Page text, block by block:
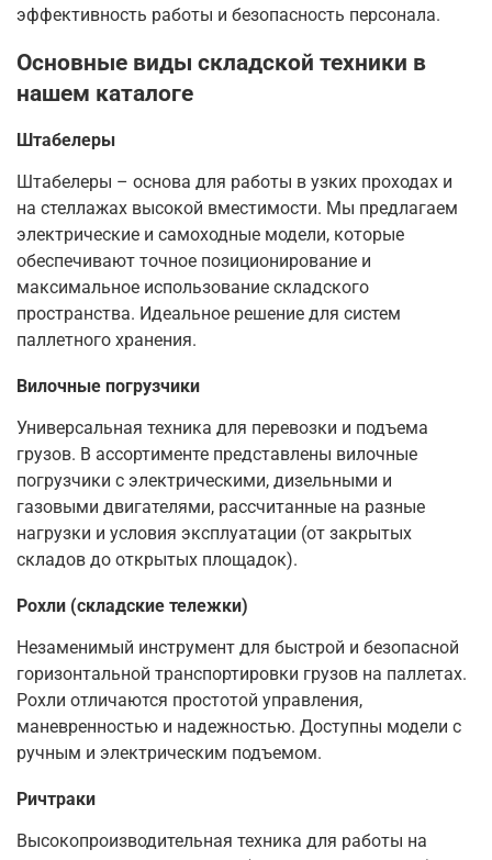
эффективность работы и безопасность персонала.
Основные виды складской техники в
нашем каталоге
Штабелеры
Штабелеры – основа для работы в узких проходах и
на стеллажах высокой вместимости. Мы предлагаем
электрические и самоходные модели, которые
обеспечивают точное позиционирование и
максимальное использование складского
пространства. Идеальное решение для систем
паллетного хранения.
Вилочные погрузчики
Универсальная техника для перевозки и подъема
грузов. В ассортименте представлены вилочные
погрузчики с электрическими, дизельными и
газовыми двигателями, рассчитанные на разные
нагрузки и условия эксплуатации (от закрытых
складов до открытых площадок).
Рохли (складские тележки)
Незаменимый инструмент для быстрой и безопасной
горизонтальной транспортировки грузов на паллетах.
Рохли отличаются простотой управления,
маневренностью и надежностью. Доступны модели с
ручным и электрическим подъемом.
Ричтраки
Высокопроизводительная техника для работы на